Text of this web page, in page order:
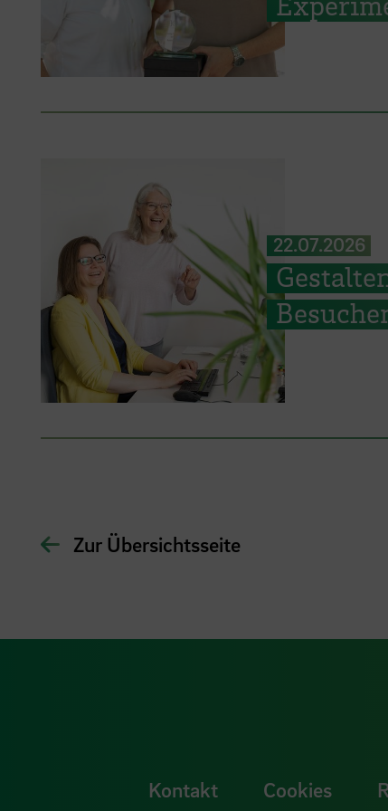
22.07.2026
Zur Übersichtsseite
Kontakt Cookies